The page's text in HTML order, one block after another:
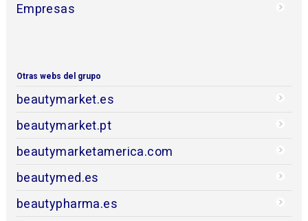
Empresas
Otras webs del grupo
beautymarket.es
beautymarket.pt
beautymarketamerica.com
beautymed.es
beautypharma.es